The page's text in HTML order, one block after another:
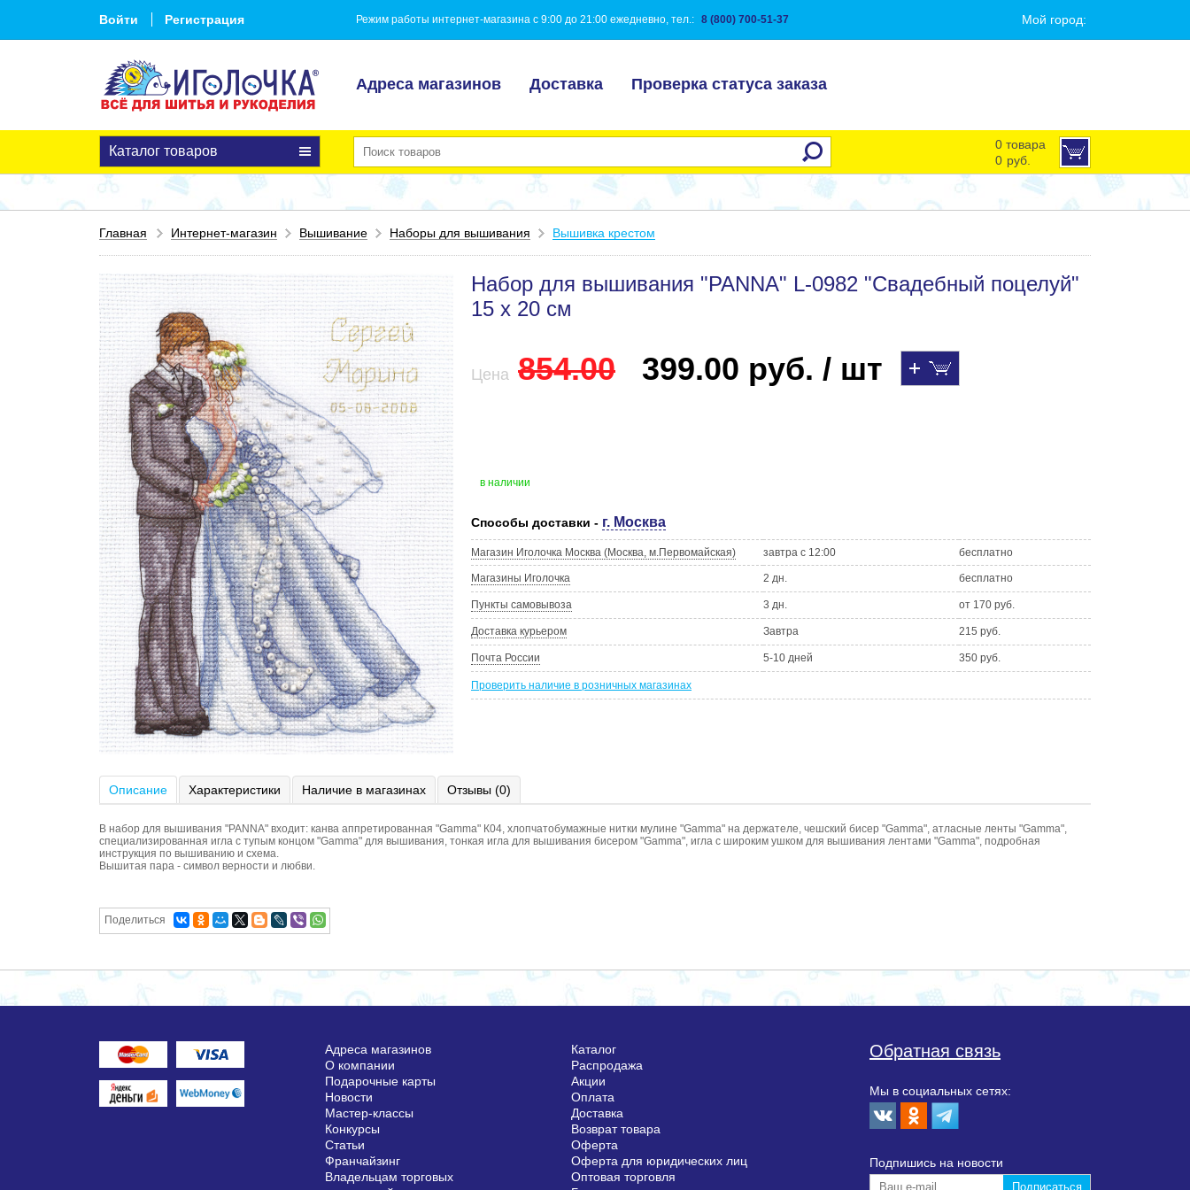
Войти Регистрация Режим работы интернет-магазина с 9:00 до 21:00 ежедневно, тел.: 8 (800) 700-51-37 Мой город:
Адреса магазинов Доставка Проверка статуса заказа
Каталог товаров
0 товара
0 руб.
Главная Интернет-магазин Вышивание Наборы для вышивания Вышивка крестом
Набор для вышивания "PANNA" L-0982 "Свадебный поцелуй"
15 х 20 см
Цена 854.00 399.00 руб. / шт
в наличии
Способы доставки - г. Москва
Магазин Иголочка Москва (Москва, м.Первомайская) завтра с 12:00 бесплатно
Магазины Иголочка 2 дн. бесплатно
Пункты самовывоза 3 дн. от 170 руб.
Доставка курьером Завтра 215 руб.
Почта России 5-10 дней 350 руб.
Проверить наличие в розничных магазинах
Описание Характеристики Наличие в магазинах Отзывы (0)
В набор для вышивания "PANNA" входит: канва аппретированная "Gamma" К04, хлопчатобумажные нитки мулине "Gamma" на держателе, чешский бисер "Gamma", атласные ленты "Gamma",
специализированная игла с тупым концом "Gamma" для вышивания, тонкая игла для вышивания бисером "Gamma", игла с широким ушком для вышивания лентами "Gamma", подробная
инструкция по вышиванию и схема.
Вышитая пара - символ верности и любви.
Поделиться
Адреса магазинов
О компании
Подарочные карты
Новости
Мастер-классы
Конкурсы
Статьи
Франчайзинг
Владельцам торговых
Каталог
Распродажа
Акции
Оплата
Доставка
Возврат товара
Оферта
Оферта для юридических лиц
Оптовая торговля
Обратная связь
Мы в социальных сетях:
Подпишиcь на новости